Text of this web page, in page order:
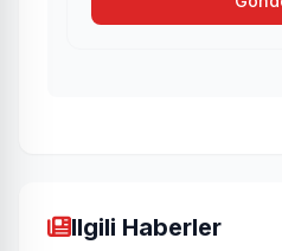
Ilgili Haberler